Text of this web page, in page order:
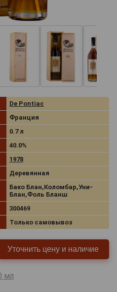
De Pontiac
Франция
0.7 л
40.0%
1978
Деревянная
Бако Блан,Коломбар,Уни-
Блан,Фоль Бланш
300469
Только самовывоз
Уточнить цену и наличие
мл